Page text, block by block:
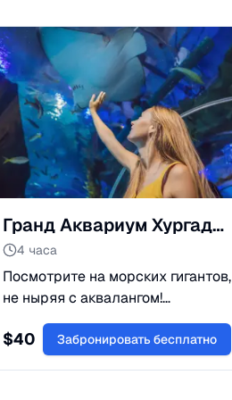
Гранд Аквариум Хургада: Прогулка с акулами и скатами
4 часа
Посмотрите на морских гигантов,
не ныряя с аквалангом!
Огромный туннель, тропический
лес и кормление акул.
$40 Забронировать бесплатно